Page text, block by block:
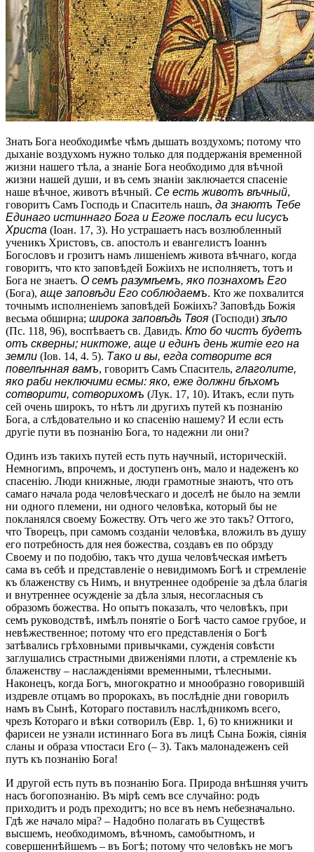
Знать Бога необходимѣе чѣмъ дышать воздухомъ; потому что
дыханіе воздухомъ нужно только для поддержанія временной
жизни нашего тѣла, а знаніе Бога необходимо для вѣчной
жизни нашей души, и въ семъ знаніи заключается спасеніе
наше вѣчное, животъ вѣчный. Се есть животъ вѣчный,
говоритъ Самъ Господь и Спаситель нашъ, да знаютъ Тебе
Единаго истиннаго Бога и Егоже послалъ ecи Іисусъ
Христа (Іоан. 17, 3). Но устрашаетъ насъ возлюбленный
ученикъ Христовъ, св. апостолъ и евангелистъ Іоаннъ
Богословъ и грозитъ намъ лишеніемъ живота вѣчнаго, когда
говоритъ, что кто заповѣдей Божіихъ не исполняетъ, тотъ и
Бога не знаетъ. О семъ разумѣемъ, яко познахомъ Его
(Бога), аще заповѣди Его соблюдаемъ. Кто же похвалится
точнымъ исполненіемъ заповѣдей Божіихъ? Заповѣдь Божія
весьма обширна; широка заповѣдь Твоя (Господи) зѣло
(Пс. 118, 96), воспѣваетъ св. Давидъ. Кто бо чистъ будетъ
отъ скверны; никтоже, аще и единъ день житiе его на
земли (Іов. 14, 4. 5). Тако и вы, егда сотворите вся
повелѣнная вамъ, говоритъ Самъ Спаситель, глаголите,
яко раби неключими есмы: яко, еже должни бѣхомъ
сотворити, сотворихомъ (Лук. 17, 10). Итакъ, если путь
сей очень широкъ, то нѣтъ ли другихъ путей къ познанію
Бога, а слѣдовательно и ко спасенію нашему? И если есть
другіе пути въ познанію Бога, то надежни ли они?
Одинъ изъ такихъ путей есть путь научный, историческій.
Немногимъ, впрочемъ, и доступенъ онъ, мало и надеженъ ко
спасенію. Люди книжные, люди грамотные знаютъ, что отъ
самаго начала рода человѣческаго и доселѣ не было на земли
ни одного племени, ни одного человѣка, который бы не
покланялся своему Божеству. Отъ чего же это такъ? Оттого,
что Творецъ, при самомъ созданіи человѣка, вложилъ въ душу
его потребность для нея божества, создавъ ев по обрзду
Своему и по подобію, такъ что душа человѣческая имѣетъ
сама въ себѣ и представленіе о невидимомъ Богѣ и стремленіе
къ блаженству съ Нимъ, и внутреннее одобреніе за дѣла благія
и внутреннее осужденіе за дѣла злыя, несогласныя съ
образомъ божества. Но опытъ показалъ, что человѣкъ, при
семъ руководствѣ, имѣлъ понятіе о Богѣ часто самое грубое, и
невѣжественное; потому что его представленія о Богѣ
затѣвались грѣховными привычками, сужденія совѣсти
заглушались страстными движеніями плоти, а стремленіе къ
блаженству – наслажденіями временными, тѣлесными.
Наконецъ, когда Богъ, многократно и мнообразно говорившій
издревле отцамъ во пророкахъ, въ послѣдніе дни говорилъ
намъ въ Сынѣ, Котораго поставилъ наслѣдникомъ всего,
чрезъ Котораго и вѣки сотворилъ (Евр. 1, 6) то книжники и
фарисеи не узнали истиннаго Бога въ лицѣ Сына Божія, сіянія
сланы и образа ѵпостаси Его (– 3). Такъ малонадеженъ сей
путъ къ познанію Бога!
И другой есть путь въ познанію Бога. Природа внѣшняя учитъ
насъ богопознанію. Въ мірѣ семъ все случайно: родъ
приходитъ и родъ преходитъ; но все въ немъ небезначально.
Гдѣ же начало міра? – Надобно полагать въ Существѣ
высшемъ, необходимомъ, вѣчномъ, самобытномъ, и
совершеннѣйшемъ – въ Богѣ; потому что человѣкъ не могъ